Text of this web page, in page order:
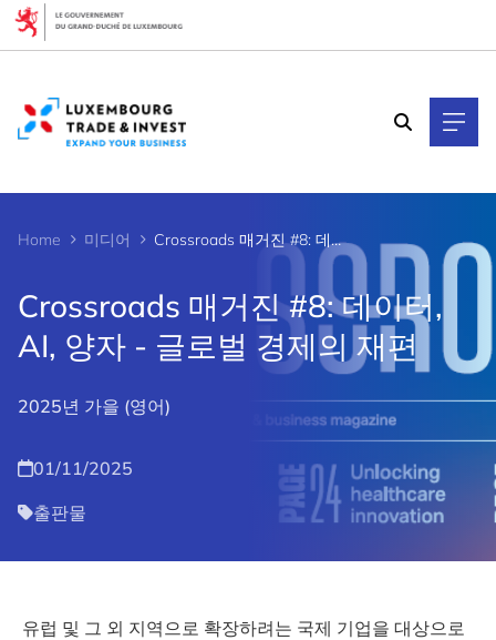
Home 미디어 Crossroads 매거진 #8: 데이터, AI, 양자 - 글로벌 경제의 재편
Crossroads 매거진 #8: 데이터,
AI, 양자 - 글로벌 경제의 재편
2025년 가을 (영어)
01/11/2025
출판물
유럽 및 그 외 지역으로 확장하려는 국제 기업을 대상으로
Cookies management panel